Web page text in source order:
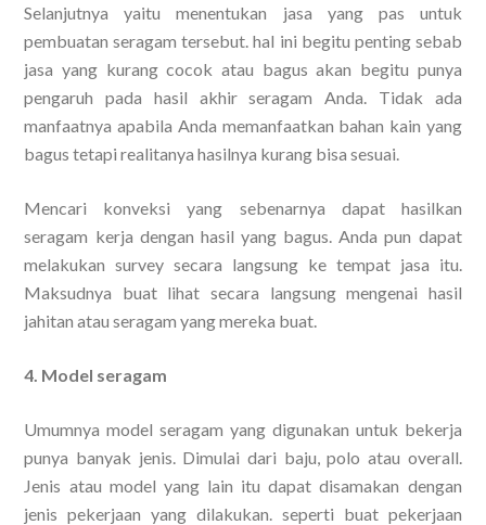
Selanjutnya yaitu menentukan jasa yang pas untuk
pembuatan seragam tersebut. hal ini begitu penting sebab
jasa yang kurang cocok atau bagus akan begitu punya
pengaruh pada hasil akhir seragam Anda. Tidak ada
manfaatnya apabila Anda memanfaatkan bahan kain yang
bagus tetapi realitanya hasilnya kurang bisa sesuai.
Mencari konveksi yang sebenarnya dapat hasilkan
seragam kerja dengan hasil yang bagus. Anda pun dapat
melakukan survey secara langsung ke tempat jasa itu.
Maksudnya buat lihat secara langsung mengenai hasil
jahitan atau seragam yang mereka buat.
4. Model seragam
Umumnya model seragam yang digunakan untuk bekerja
punya banyak jenis. Dimulai dari baju, polo atau overall.
Jenis atau model yang lain itu dapat disamakan dengan
jenis pekerjaan yang dilakukan. seperti buat pekerjaan